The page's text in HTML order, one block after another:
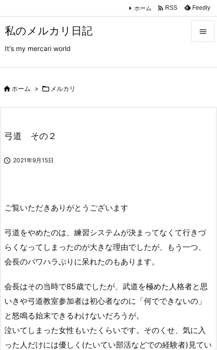
私のメルカリ日記
It's my mercari world

ホーム  RSS Feedly
ホーム >  メルカリ
弓道 その２
 2021年9月15日
ご覧いただきありがとうございます
弓道をやめたのは、練習システムが決まってなくて行きづ
らくなってしまったのが大きな理由でしたが、もう一つ、
会長のパワハラぶりに呆れたのもあります。
会長はその当時で85歳でしたが、武道を極めた人格者と思
いきや弓道教室参加者は初心者なのに「何でできないの」
と怒鳴る始末できるわけないだろうが。
泣いてしまった女性もいたくらいです。そのくせ、気に入
った人だけには優しく(たいてい部活などでの経験者)見てい